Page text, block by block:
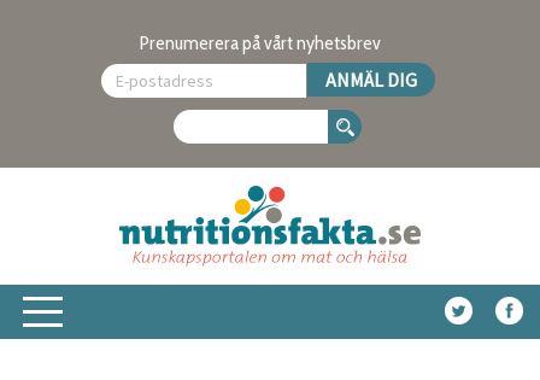
Prenumerera på vårt nyhetsbrev